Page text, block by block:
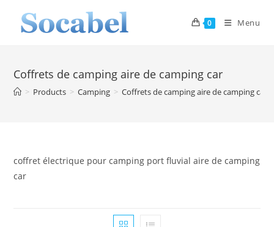
0 Menu
Coffrets de camping aire de camping car
> Products > Camping > Coffrets de camping aire de camping car
coffret électrique pour camping port fluvial aire de camping
car